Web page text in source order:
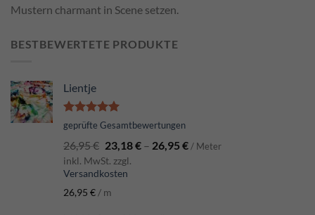
Mustern charmant in Scene setzen.
BESTBEWERTETE PRODUKTE
Lientje
Bewertet
von 5
geprüfte Gesamtbewertungen
26,95€ 23,18€– 26,95€ / Meter
inkl. MwSt. zzgl.
Versandkosten
26,95 € / m